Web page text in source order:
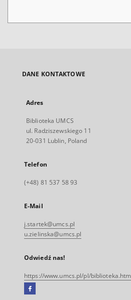
DANE KONTAKTOWE
Adres
Biblioteka UMCS
ul. Radziszewskiego 11
20-031 Lublin, Poland
Telefon
(+48) 81 537 58 93
E-Mail
j.startek@umcs.pl
u.zielinska@umcs.pl
Odwiedź nas!
https://www.umcs.pl/pl/biblioteka.htm
Facebook